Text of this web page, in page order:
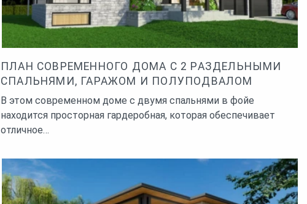
ПЛАН СОВРЕМЕННОГО ДОМА С 2 РАЗДЕЛЬНЫМИ
СПАЛЬНЯМИ, ГАРАЖОМ И ПОЛУПОДВАЛОМ
В этом современном доме с двумя спальнями в фойе
находится просторная гардеробная, которая обеспечивает
отличное…